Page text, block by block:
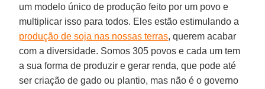
um modelo único de produção feito por um povo e
multiplicar isso para todos. Eles estão estimulando a
produção de soja nas nossas terras, querem acabar
com a diversidade. Somos 305 povos e cada um tem
a sua forma de produzir e gerar renda, que pode até
ser criação de gado ou plantio, mas não é o governo